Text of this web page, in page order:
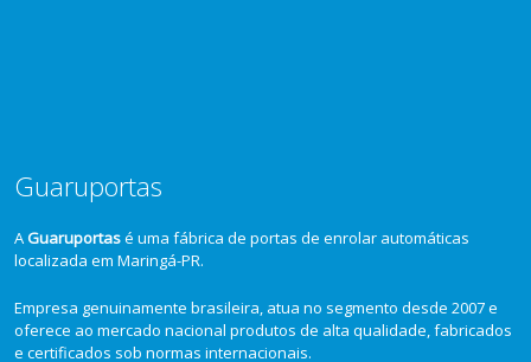
Guaruportas
AGuaruportasé uma fábrica de portas de enrolar automáticas
localizada em Maringá-PR.
Empresa genuinamente brasileira, atua no segmento desde 2007 e
oferece ao mercado nacional produtos de alta qualidade, fabricados
e certificados sob normas internacionais.